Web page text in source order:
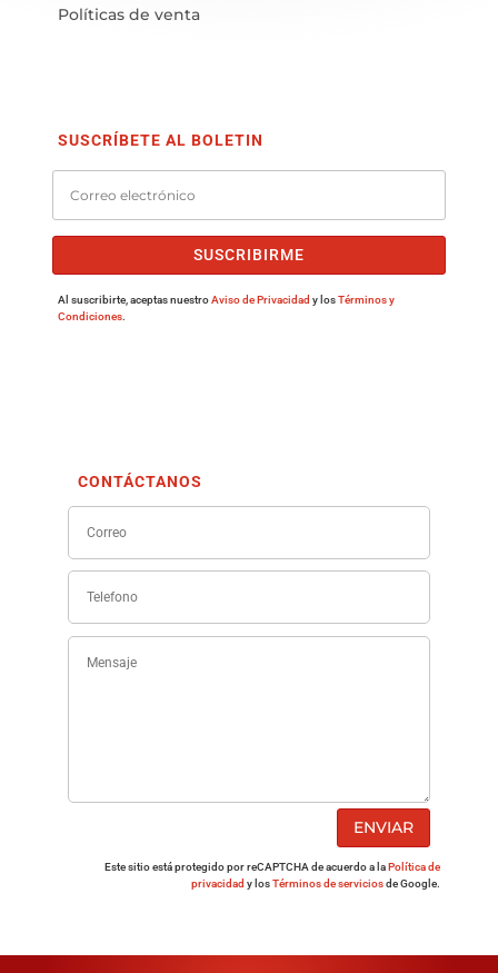
Políticas de venta
SUSCRÍBETE AL BOLETIN
SUSCRIBIRME
Al suscribirte, aceptas nuestroAviso de Privacidad y losTérminos y
Condiciones.
CONTÁCTANOS
ENVIAR
Este sitio está protegido por reCAPTCHA de acuerdo a laPolítica de
privacidad y losTérminos de serviciosde Google.